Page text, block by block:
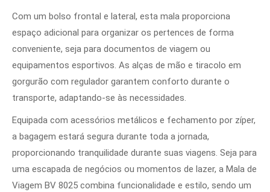
Com um bolso frontal e lateral, esta mala proporciona
espaço adicional para organizar os pertences de forma
conveniente, seja para documentos de viagem ou
equipamentos esportivos. As alças de mão e tiracolo em
gorgurão com regulador garantem conforto durante o
transporte, adaptando-se às necessidades.
Equipada com acessórios metálicos e fechamento por zíper,
a bagagem estará segura durante toda a jornada,
proporcionando tranquilidade durante suas viagens. Seja para
uma escapada de negócios ou momentos de lazer, a Mala de
Viagem BV 8025 combina funcionalidade e estilo, sendo um